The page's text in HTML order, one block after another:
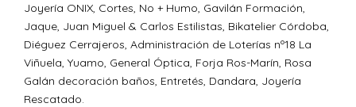
Joyería ONIX, Cortes, No + Humo, Gavilán Formación,
Jaque, Juan Miguel & Carlos Estilistas, Bikatelier Córdoba,
Diéguez Cerrajeros, Administración de Loterías nº18 La
Viñuela, Yuamo, General Óptica, Forja Ros-Marín, Rosa
Galán decoración baños, Entretés, Dandara, Joyería
Rescatado.